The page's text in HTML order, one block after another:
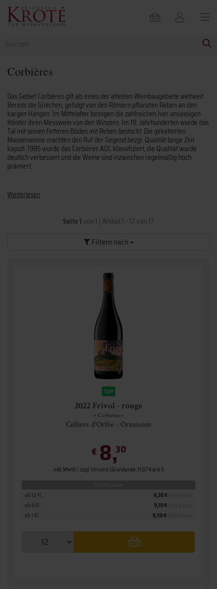
Corbières
Das Gebiet Corbières gilt als eines der ältesten Weinbaugebiete weltweit.
Bereits die Griechen, gefolgt von den Römern pflanzten Reben an den
kargen Hängen. Im Mittelalter bezogen die zahlreichen hier ansässigen
Klöster ihren Messwein von den Winzern. Im 19. Jahrhunderten wurde das
Tal mit seinen fetteren Böden mit Reben bestockt. Die gekelterten
Massenweine machten den Ruf der Gegend bezgl. Qualität lange Zeit
kaputt. 1985 wurde das Corbières AOC klassifiziert, die Qualität wurde
deutlich verbessert und die Weine sind inzwischen regelmäßig hoch
prämiert.
Weiterlesen
Seite 1 von 1 | Artikel 1 - 17 von 17
Filtern nach
2022 Frivol - rouge
» Corbieres «
Celliers d'Orfée - Ornaisons
€ 8,30
inkl. MwSt. / zzgl.Versand (Grundpreis: 11,07 € pro l)
ab 1 Fl. 9,50 €
ab 6 Fl. 9,10 €
ab 12 Fl. 8,30 €